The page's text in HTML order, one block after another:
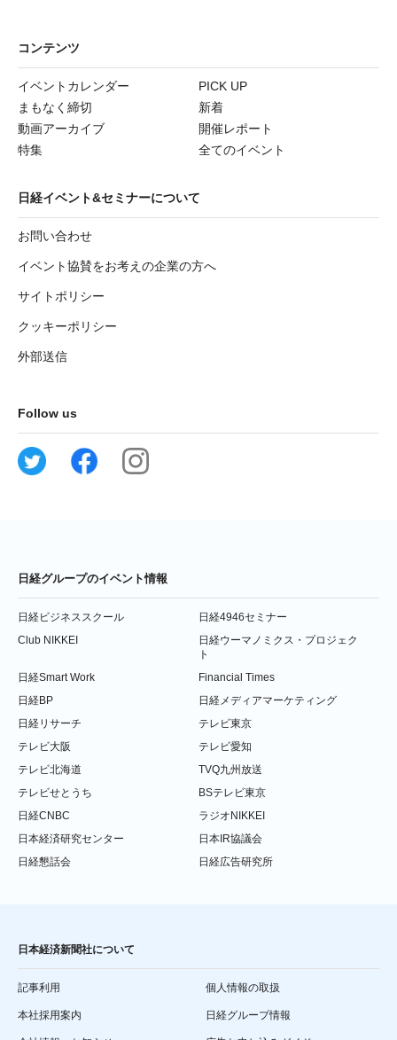
コンテンツ
イベントカレンダー
PICK UP
まもなく締切
新着
動画アーカイブ
開催レポート
特集
全てのイベント
日経イベント&セミナーについて
お問い合わせ
イベント協賛をお考えの企業の方へ
サイトポリシー
クッキーポリシー
外部送信
Follow us
日経グループのイベント情報
日経ビジネススクール
日経4946セミナー
Club NIKKEI
日経ウーマノミクス・プロジェク
ト
日経Smart Work
Financial Times
日経BP
日経メディアマーケティング
日経リサーチ
テレビ東京
テレビ大阪
テレビ愛知
テレビ北海道
TVQ九州放送
テレビせとうち
BSテレビ東京
日経CNBC
ラジオNIKKEI
日本経済研究センター
日本IR協議会
日経懇話会
日経広告研究所
日本経済新聞社について
記事利用 個人情報の取扱
本社採用案内 日経グループ情報